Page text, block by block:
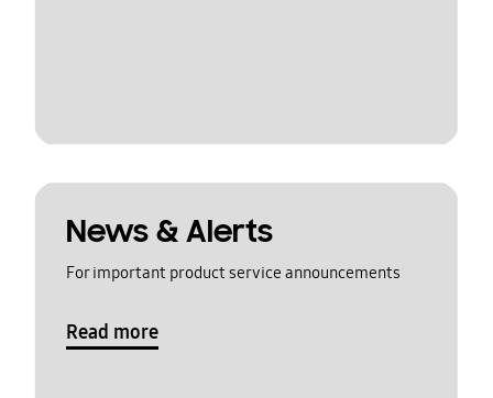
News & Alerts
For important product service announcements
Read more